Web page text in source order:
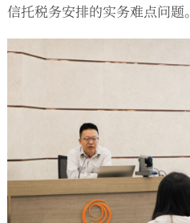
信托税务安排的实务难点问题。